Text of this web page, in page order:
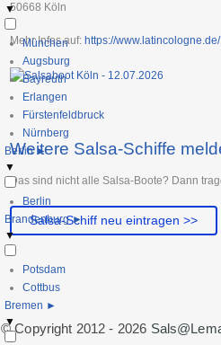
▼
München
Augsburg
Bayreuth
Erlangen
Fürstenfeldbruck
Nürnberg
Berlin ►
▼
Berlin
Brandenburg►
▼
Potsdam
Cottbus
Bremen ►
▼
50668 Köln
Mehr Infos auf: https://www.latincologne.de/
Weitere Salsa-Schiffe
Das sind nicht alle Salsa-Boote? Dann
Salsa-Schiff neu eintragen >>
© Copyright 2012 - 2026